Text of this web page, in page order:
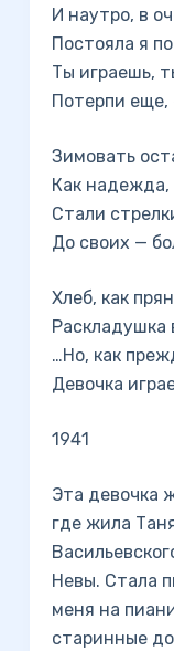
И наутро, в
Постояла я
Ты играешь,
Потерпи
Зимовать
Как надежда,
Стали
До своих —
Хлеб, как
Раскладушка
…Но, как
Девочка
1941
Эта девочка
где жила
Невы. Стала
меня на
старинные